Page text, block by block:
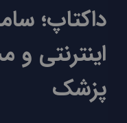
داکتاپ؛
اینترنتی و
پزشک